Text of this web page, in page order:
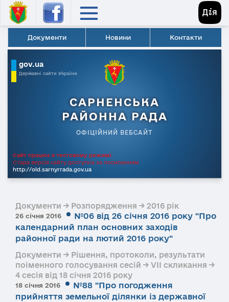
Документи Новини Контакти
gov.ua
Державні сайти України
САРНЕНСЬКА
РАЙОННА РАДА
ОФІЦІЙНИЙ ВЕБСАЙТ
Сайт працює в тестовому режимі.
Стара версія сайту доступна за посиланням
http://old.sarnyrrada.gov.ua
Документи → Розпорядження → 2016 рік
26 січня 2016
№06 від 26 січня 2016 року "Про
календарний план основних заходів
районної ради на лютий 2016 року"
Документи → Рішення, протоколи, результати
поіменного голосування сесій → VII скликання →
4 сесія від 18 січня 2016 року
18 січня 2016
№88 "Про погодження
прийняття земельної ділянки із державної